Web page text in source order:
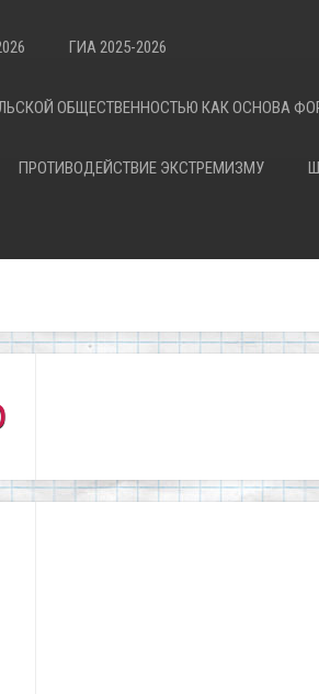
ГИА 2025-2026
ОБЩЕСТВЕННОСТЬЮ КАК ОСНОВА
ПРОТИВОДЕЙСТВИЕ ЭКСТРЕМИЗМУ